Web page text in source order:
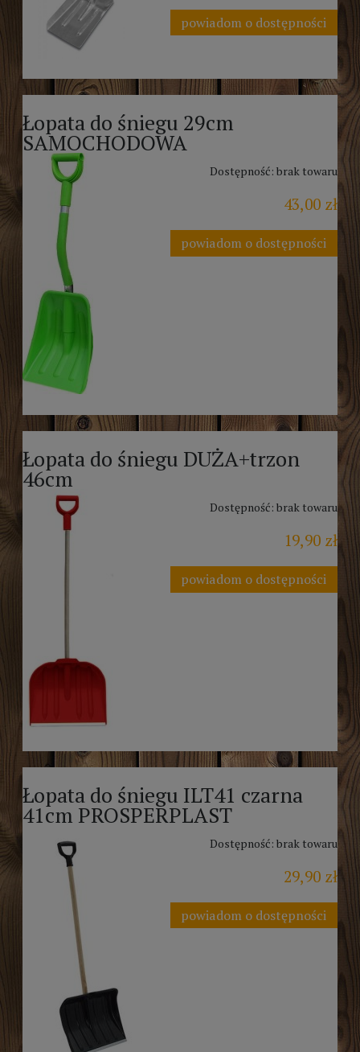
powiadom o dostępności
Łopata do śniegu 29cm
SAMOCHODOWA
Dostępność: brak towaru
43,00 zł
powiadom o dostępności
Łopata do śniegu DUŻA+trzon
46cm
Dostępność: brak towaru
19,90 zł
powiadom o dostępności
Łopata do śniegu ILT41 czarna
41cm PROSPERPLAST
Dostępność: brak towaru
29,90 zł
powiadom o dostępności